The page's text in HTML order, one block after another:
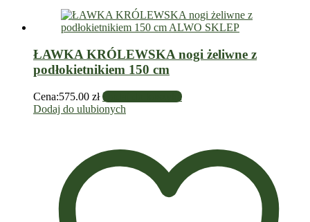
ŁAWKA KRÓLEWSKA nogi żeliwne z
podłokietnikiem 150 cm
Cena:575.00 zł Dodaj do koszyka
Dodaj do ulubionych